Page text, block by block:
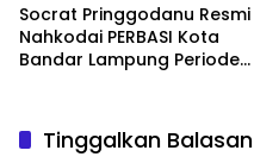
Socrat Pringgodanu Resmi
Nahkodai PERBASI Kota
Bandar Lampung Periode
Tinggalkan Balasan